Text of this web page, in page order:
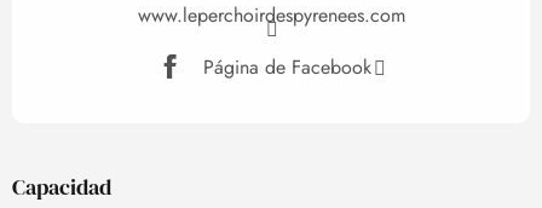
www.leperchoirdespyrenees.com
Página de Facebook
Capacidad